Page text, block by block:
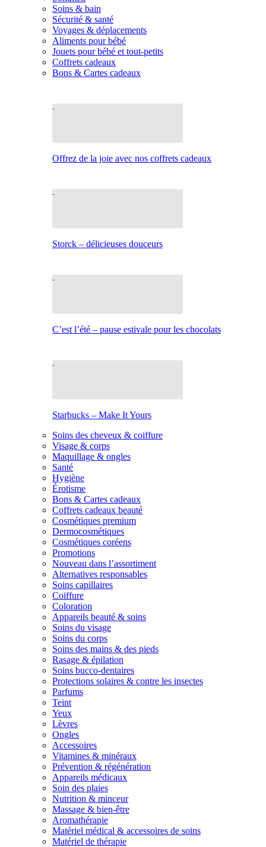
Soins & bain
Sécurité & santé
Voyages & déplacements
Aliments pour bébé
Jouets pour bébé et tout-petits
Coffrets cadeaux
Bons & Cartes cadeaux
Offrez de la joie avec nos coffrets cadeaux
Storck – délicieuses douceurs
C’est l’été – pause estivale pour les chocolats
Starbucks – Make It Yours
Soins des cheveux & coiffure
Visage & corps
Maquillage & ongles
Santé
Hygiène
Érotisme
Bons & Cartes cadeaux
Coffrets cadeaux beauté
Cosmétiques premium
Dermocosmétiques
Cosmétiques coréens
Promotions
Nouveau dans l’assortiment
Alternatives responsables
Soins capillaires
Coiffure
Coloration
Appareils beauté & soins
Soins du visage
Soins du corps
Soins des mains & des pieds
Rasage & épilation
Soins bucco-dentaires
Protections solaires & contre les insectes
Parfums
Teint
Yeux
Lèvres
Ongles
Accessoires
Vitamines & minéraux
Prévention & régénération
Appareils médicaux
Soin des plaies
Nutrition & minceur
Massage & bien-être
Aromathérapie
Matériel médical & accessoires de soins
Matériel de thérapie